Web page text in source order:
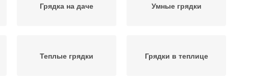
Грядка на даче Умные грядки
Теплые грядки Грядки в теплице